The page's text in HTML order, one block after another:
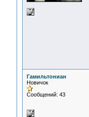
Гамильтониан
Новичок
Сообщений: 43